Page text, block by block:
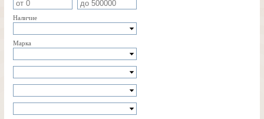
Наличие
Марка